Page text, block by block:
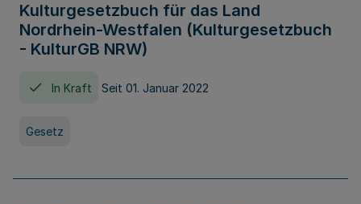
Kulturgesetzbuch für das Land
Nordrhein-Westfalen (Kulturgesetzbuch
- KulturGB NRW)
In Kraft Seit 01. Januar 2022
Gesetz